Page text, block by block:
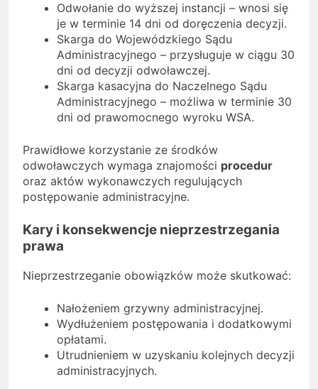
Odwołanie do wyższej instancji – wnosi się
je w terminie 14 dni od doręczenia decyzji.
Skarga do Wojewódzkiego Sądu
Administracyjnego – przysługuje w ciągu 30
dni od decyzji odwoławczej.
Skarga kasacyjna do Naczelnego Sądu
Administracyjnego – możliwa w terminie 30
dni od prawomocnego wyroku WSA.
Prawidłowe korzystanie ze środków
odwoławczych wymaga znajomości procedur
oraz aktów wykonawczych regulujących
postępowanie administracyjne.
Kary i konsekwencje nieprzestrzegania
prawa
Nieprzestrzeganie obowiązków może skutkować:
Nałożeniem grzywny administracyjnej.
Wydłużeniem postępowania i dodatkowymi
opłatami.
Utrudnieniem w uzyskaniu kolejnych decyzji
administracyjnych.